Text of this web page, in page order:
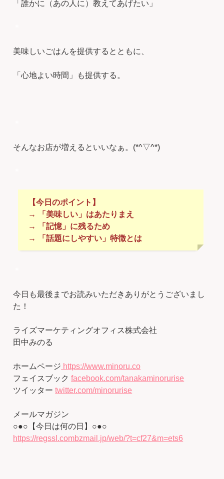
「誰かに（あの人に）教えてあげたい」
美味しいごはんを提供するとともに、
「心地よい時間」も提供する。
そんなお店が増えるといいなぁ。(*^▽^*)
【今日のポイント】
→ 「美味しい」はあたりまえ
→ 「記憶」に残るため
→ 「話題にしやすい」特徴とは
今日も最後までお読みいただきありがとうございまし
た！
ライズマーケティングオフィス株式会社
田中みのる
ホームページ https://www.minoru.co
フェイスブックfacebook.com/tanakaminorurise
ツイッターtwitter.com/minorurise
メールマガジン
○●○【今日は何の日】○●○
https://regssl.combzmail.jp/web/?t=cf27&m=ets6